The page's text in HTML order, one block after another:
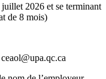
2026 et se terminant
de 8 mois)